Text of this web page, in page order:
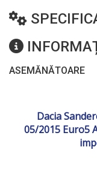
ASEMĂNĂTOARE
Dacia
05/2015 Euro5